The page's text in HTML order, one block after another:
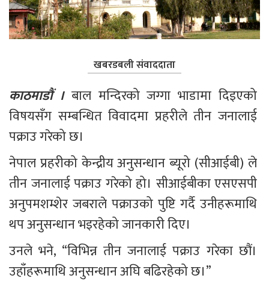
खबरडबली संवाददाता
काठमाडौं । बाल मन्दिरको जग्गा भाडामा दिइएको
विषयसँग सम्बन्धित विवादमा प्रहरीले तीन जनालाई
पक्राउ गरेको छ।
नेपाल प्रहरीको केन्द्रीय अनुसन्धान ब्यूरो (सीआईबी) ले
तीन जनालाई पक्राउ गरेको हो। सीआईबीका एसएसपी
अनुपमशम्शेर जबराले पक्राउको पुष्टि गर्दै उनीहरूमाथि
थप अनुसन्धान भइरहेको जानकारी दिए।
उनले भने, “विभिन्न तीन जनालाई पक्राउ गरेका छौं।
उहाँहरूमाथि अनुसन्धान अघि बढिरहेको छ।”